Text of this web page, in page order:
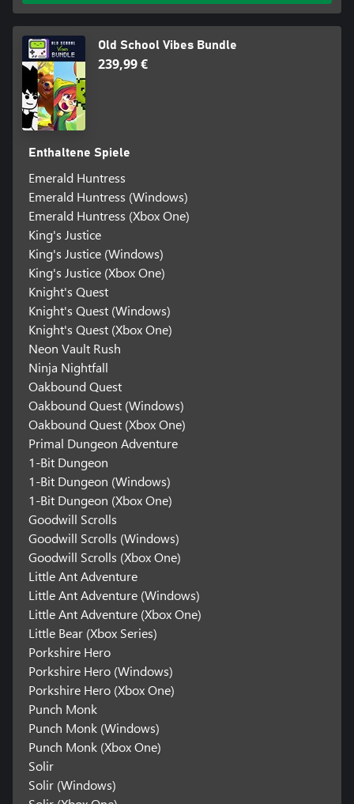
Old School Vibes Bundle
239,99 €
Enthaltene Spiele
Emerald Huntress
Emerald Huntress (Windows)
Emerald Huntress (Xbox One)
King's Justice
King's Justice (Windows)
King's Justice (Xbox One)
Knight's Quest
Knight's Quest (Windows)
Knight's Quest (Xbox One)
Neon Vault Rush
Ninja Nightfall
Oakbound Quest
Oakbound Quest (Windows)
Oakbound Quest (Xbox One)
Primal Dungeon Adventure
1-Bit Dungeon
1-Bit Dungeon (Windows)
1-Bit Dungeon (Xbox One)
Goodwill Scrolls
Goodwill Scrolls (Windows)
Goodwill Scrolls (Xbox One)
Little Ant Adventure
Little Ant Adventure (Windows)
Little Ant Adventure (Xbox One)
Little Bear (Xbox Series)
Porkshire Hero
Porkshire Hero (Windows)
Porkshire Hero (Xbox One)
Punch Monk
Punch Monk (Windows)
Punch Monk (Xbox One)
Solir
Solir (Windows)